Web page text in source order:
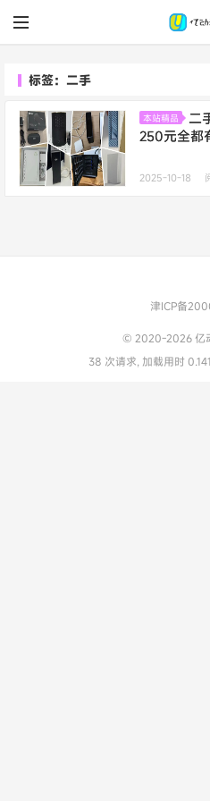
标签：二手
本站精品
二
250元全都
2025-10-18
津ICP备
© 2020-2026亿
38 次请求, 加载用时